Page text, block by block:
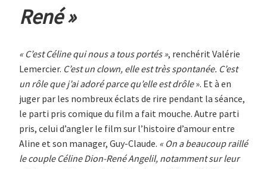
René »
« C’est Céline qui nous a tous portés », renchérit Valérie
Lemercier. C’est un clown, elle est très spontanée. C’est
un rôle que j’ai adoré parce qu’elle est drôle». Et à en
juger par les nombreux éclats de rire pendant la séance,
le parti pris comique du film a fait mouche. Autre parti
pris, celui d’angler le film sur l’histoire d’amour entre
Aline et son manager, Guy-Claude. « On a beaucoup raillé
le couple Céline Dion-René Angelil, notamment sur leur